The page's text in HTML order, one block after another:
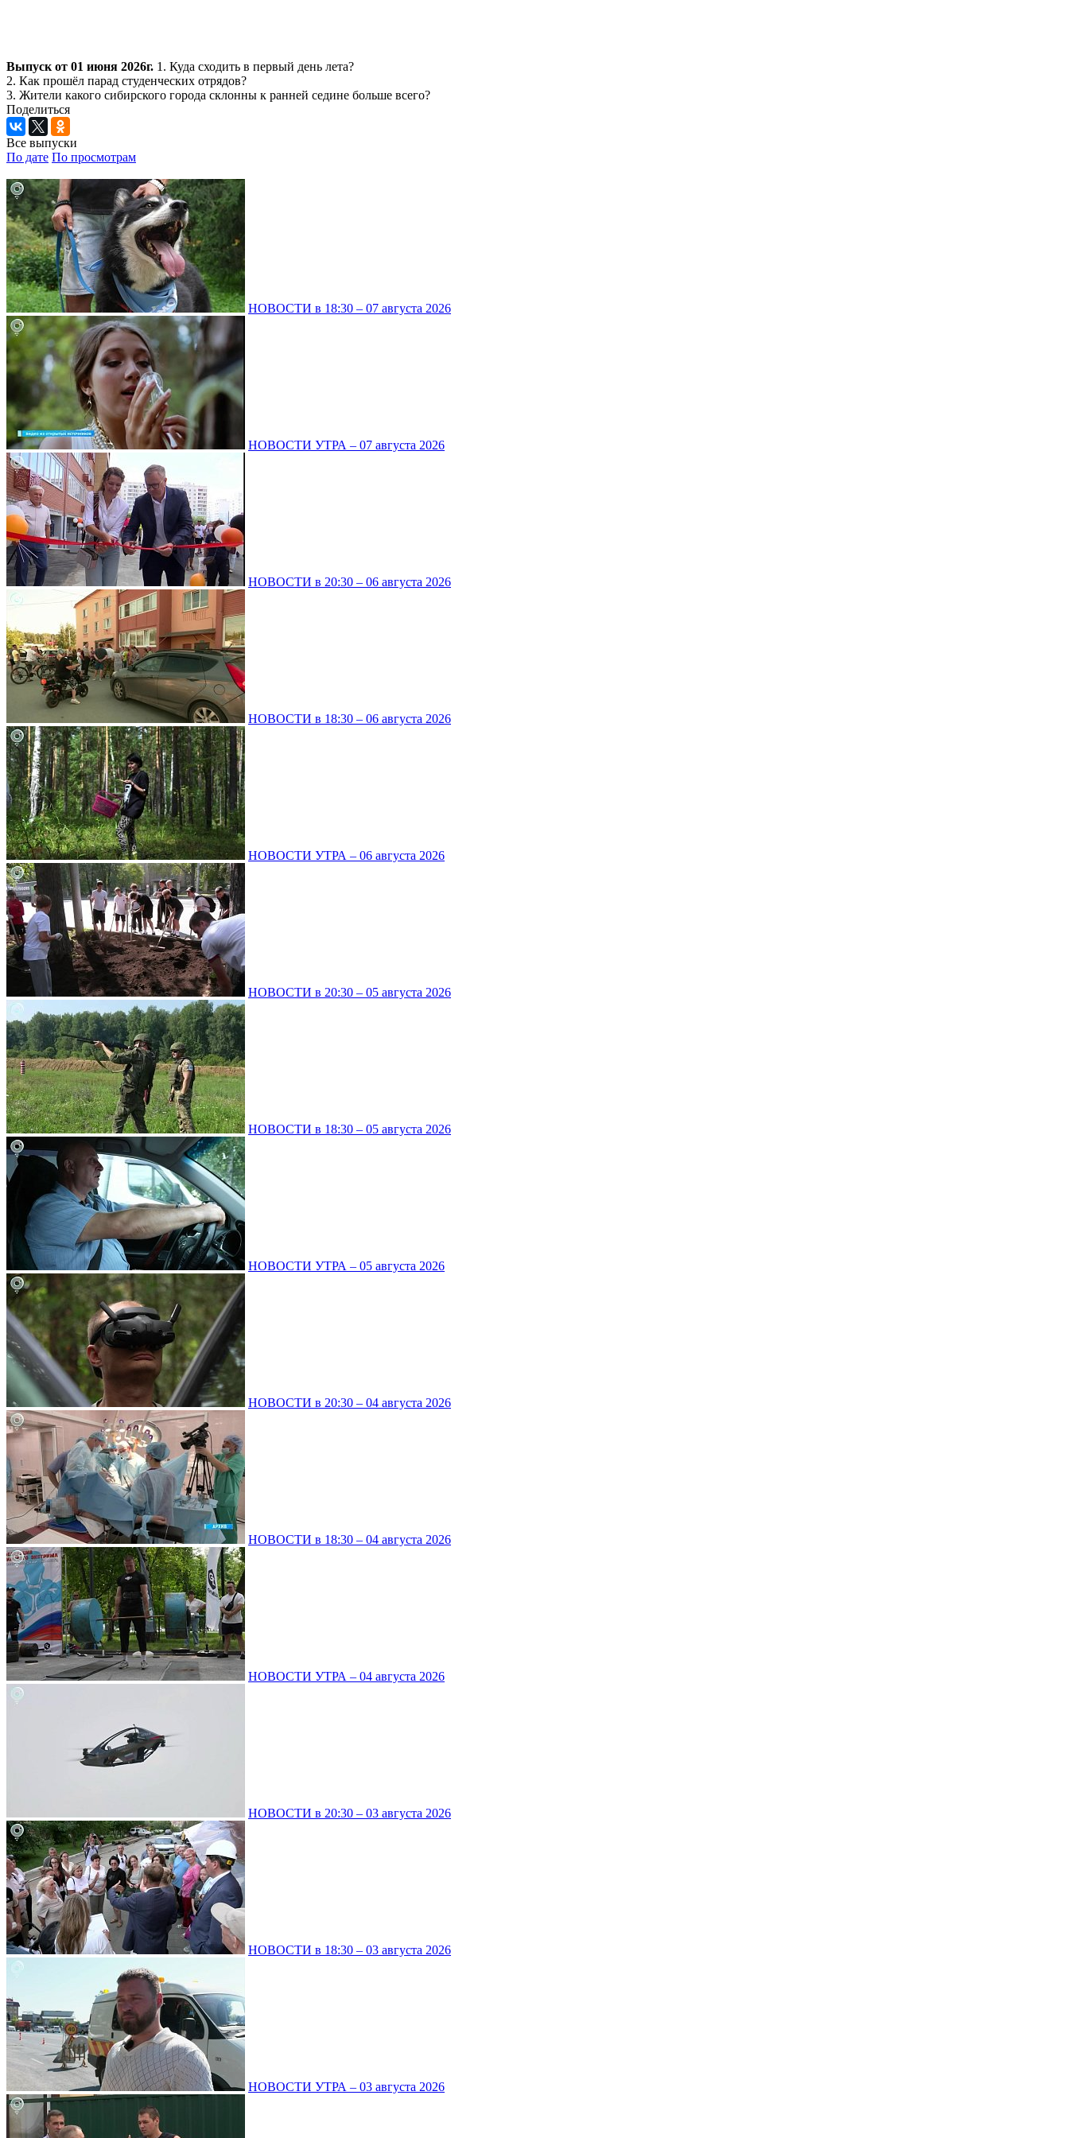
Выпуск от 01 июня 2026г. 1. Куда сходить в первый день лета?
2. Как прошёл парад студенческих отрядов?
3. Жители какого сибирского города склонны к ранней седине больше всего?
Поделиться
Все выпуски
По дате По просмотрам
НОВОСТИ в 18:30 – 07 августа 2026
НОВОСТИ УТРА – 07 августа 2026
НОВОСТИ в 20:30 – 06 августа 2026
НОВОСТИ в 18:30 – 06 августа 2026
НОВОСТИ УТРА – 06 августа 2026
НОВОСТИ в 20:30 – 05 августа 2026
НОВОСТИ в 18:30 – 05 августа 2026
НОВОСТИ УТРА – 05 августа 2026
НОВОСТИ в 20:30 – 04 августа 2026
НОВОСТИ в 18:30 – 04 августа 2026
НОВОСТИ УТРА – 04 августа 2026
НОВОСТИ в 20:30 – 03 августа 2026
НОВОСТИ в 18:30 – 03 августа 2026
НОВОСТИ УТРА – 03 августа 2026